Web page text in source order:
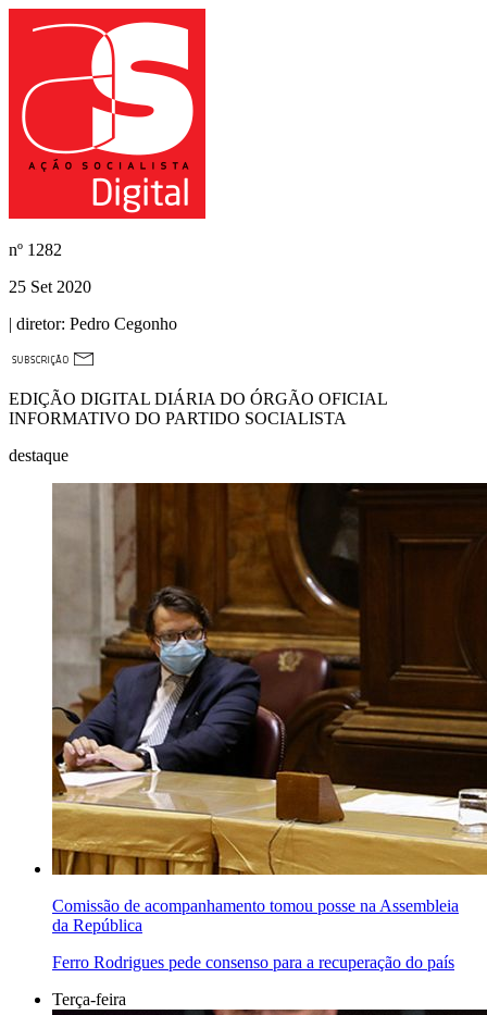
nº 1282
25 Set 2020
| diretor: Pedro Cegonho
EDIÇÃO DIGITAL DIÁRIA DO ÓRGÃO OFICIAL
INFORMATIVO DO PARTIDO SOCIALISTA
destaque
Comissão de acompanhamento tomou posse na Assembleia
da República
Ferro Rodrigues pede consenso para a recuperação do país
Terça-feira